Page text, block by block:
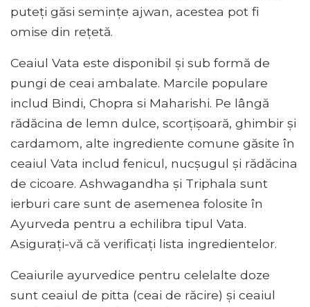
puteți găsi semințe ajwan, acestea pot fi
omise din rețetă.
Ceaiul Vata este disponibil și sub formă de
pungi de ceai ambalate. Marcile populare
includ Bindi, Chopra si Maharishi. Pe lângă
rădăcina de lemn dulce, scorțișoară, ghimbir și
cardamom, alte ingrediente comune găsite în
ceaiul Vata includ fenicul, nucșugul și rădăcina
de cicoare. Ashwagandha și Triphala sunt
ierburi care sunt de asemenea folosite în
Ayurveda pentru a echilibra tipul Vata.
Asigurați-vă că verificați lista ingredientelor.
Ceaiurile ayurvedice pentru celelalte doze
sunt ceaiul de pitta (ceai de răcire) și ceaiul